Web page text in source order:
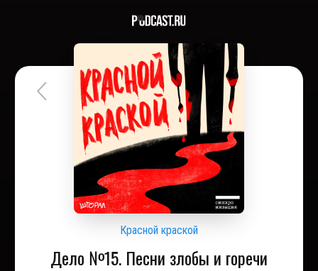
Красной краской
Дело №15. Песни злобы и горечи